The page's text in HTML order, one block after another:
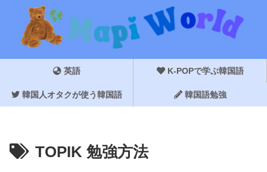
英語 K-POPで学ぶ韓国語
韓国人オタクが使う韓国語 韓国語勉強
TOPIK 勉強方法